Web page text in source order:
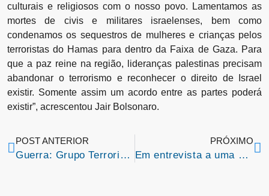
culturais e religiosos com o nosso povo. Lamentamos as
mortes de civis e militares israelenses, bem como
condenamos os sequestros de mulheres e crianças pelos
terroristas do Hamas para dentro da Faixa de Gaza. Para
que a paz reine na região, lideranças palestinas precisam
abandonar o terrorismo e reconhecer o direito de Israel
existir. Somente assim um acordo entre as partes poderá
existir”, acrescentou Jair Bolsonaro.
POST ANTERIOR
Guerra: Grupo Terrorista Hamas dispara milhares de mísseis contra Israel
PRÓXIMO
Em entrevista a uma emissora de rádio local, Vereador Tontonho fez um resumo da sua história política em Colinas